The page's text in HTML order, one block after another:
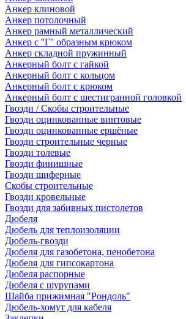
Анкер клиновой
Анкер потолочный
Анкер рамный металлический
Анкер с ''Г'' образным крюком
Анкер складной пружинный
Анкерный болт с гайкой
Анкерный болт с кольцом
Анкерный болт с крюком
Анкерный болт с шестигранной головкой
Гвозди / Скобы строительные
Гвозди оцинкованные винтовые
Гвозди оцинкованные ершёные
Гвозди строительные черные
Гвозди толевые
Гвозди финишные
Гвозди шиферные
Скобы строительные
Гвозди кровельные
Гвозди для забивных пистолетов
Дюбеля
Дюбель для теплоизоляции
Дюбель-гвозди
Дюбеля для газобетона, пенобетона
Дюбеля для гипсокартона
Дюбеля распорные
Дюбеля с шурупами
Шайба прижимная "Рондоль"
Дюбель-хомут для кабеля